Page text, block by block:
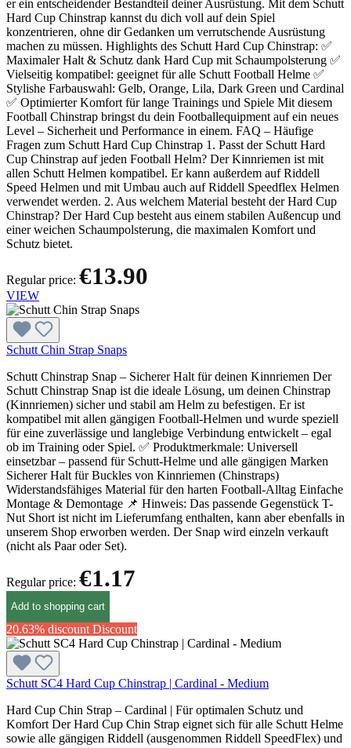
er ein entscheidender Bestandteil deiner Ausrüstung. Mit dem Schutt
Hard Cup Chinstrap kannst du dich voll auf dein Spiel
konzentrieren, ohne dir Gedanken um verrutschende Ausrüstung
machen zu müssen. Highlights des Schutt Hard Cup Chinstrap: ✅
Maximaler Halt & Schutz dank Hard Cup mit Schaumpolsterung ✅
Vielseitig kompatibel: geeignet für alle Schutt Football Helme ✅
Stylishe Farbauswahl: Gelb, Orange, Lila, Dark Green und Cardinal
✅ Optimierter Komfort für lange Trainings und Spiele Mit diesem
Football Chinstrap bringst du dein Footballequipment auf ein neues
Level – Sicherheit und Performance in einem. FAQ – Häufige
Fragen zum Schutt Hard Cup Chinstrap 1. Passt der Schutt Hard
Cup Chinstrap auf jeden Football Helm? Der Kinnriemen ist mit
allen Schutt Helmen kompatibel. Er kann außerdem auf Riddell
Speed Helmen und mit Umbau auch auf Riddell Speedflex Helmen
verwendet werden. 2. Aus welchem Material besteht der Hard Cup
Chinstrap? Der Hard Cup besteht aus einem stabilen Außencup und
einer weichen Schaumpolsterung, die maximalen Komfort und
Schutz bietet.
Regular price: €13.90
VIEW
Schutt Chin Strap Snaps
Schutt Chinstrap Snap – Sicherer Halt für deinen Kinnriemen Der
Schutt Chinstrap Snap ist die ideale Lösung, um deinen Chinstrap
(Kinnriemen) sicher und stabil am Helm zu befestigen. Er ist
kompatibel mit allen gängigen Football-Helmen und wurde speziell
für eine zuverlässige und langlebige Verbindung entwickelt – egal
ob im Training oder Spiel. ✅ Produktmerkmale: Universell
einsetzbar – passend für Schutt-Helme und alle gängigen Marken
Sicherer Halt für Buckles von Kinnriemen (Chinstraps)
Widerstandsfähiges Material für den harten Football-Alltag Einfache
Montage & Demontage 📌 Hinweis: Das passende Gegenstück T-
Nut Short ist nicht im Lieferumfang enthalten, kann aber ebenfalls in
unserem Shop erworben werden. Der Snap wird einzeln verkauft
(nicht als Paar oder Set).
Regular price: €1.17
Add to shopping cart
20.63% discount Discount
Schutt SC4 Hard Cup Chinstrap | Cardinal - Medium
Hard Cup Chin Strap – Cardinal | Für optimalen Schutz und
Komfort Der Hard Cup Chin Strap eignet sich für alle Schutt Helme
sowie alle gängigen Riddell (ausgenommen Riddell SpeedFlex) und